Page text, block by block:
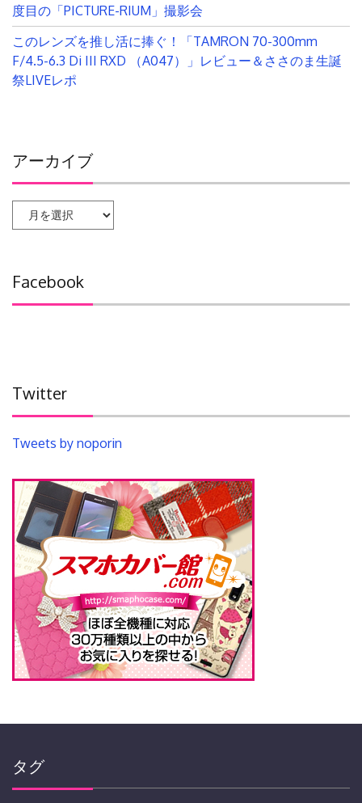
度目の「PICTURE-RIUM」撮影会
このレンズを推し活に捧ぐ！「TAMRON 70-300mm
F/4.5-6.3 Di III RXD （A047）」レビュー＆ささのま生誕
祭LIVEレポ
アーカイブ
ー
ブ
Facebook
Twitter
Tweets by noporin
タグ